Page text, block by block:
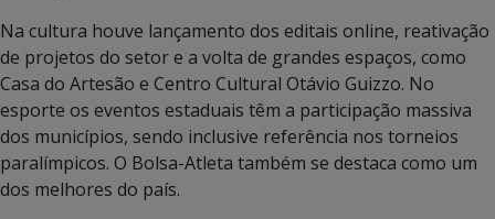
Na cultura houve lançamento dos editais online, reativação
de projetos do setor e a volta de grandes espaços, como
Casa do Artesão e Centro Cultural Otávio Guizzo. No
esporte os eventos estaduais têm a participação massiva
dos municípios, sendo inclusive referência nos torneios
paralímpicos. O Bolsa-Atleta também se destaca como um
dos melhores do país.